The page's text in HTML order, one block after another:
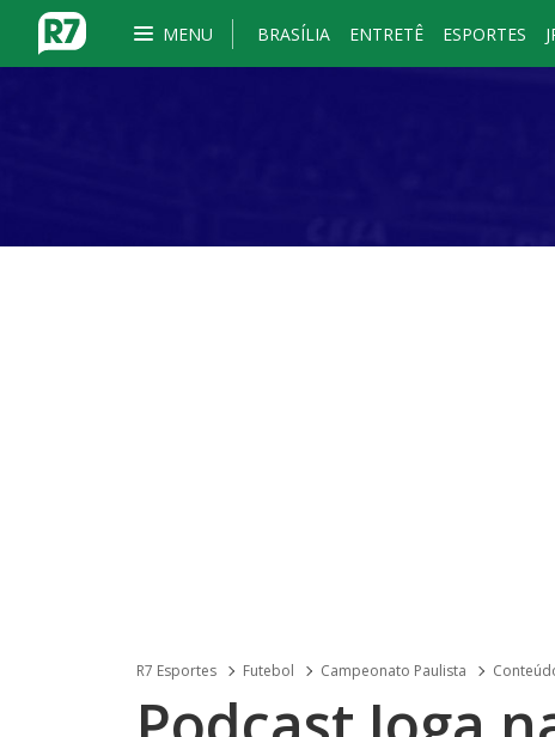
MENU BRASÍLIA ENTRETÊ ESPORTES
R7 Esportes Futebol Campeonato Paulista